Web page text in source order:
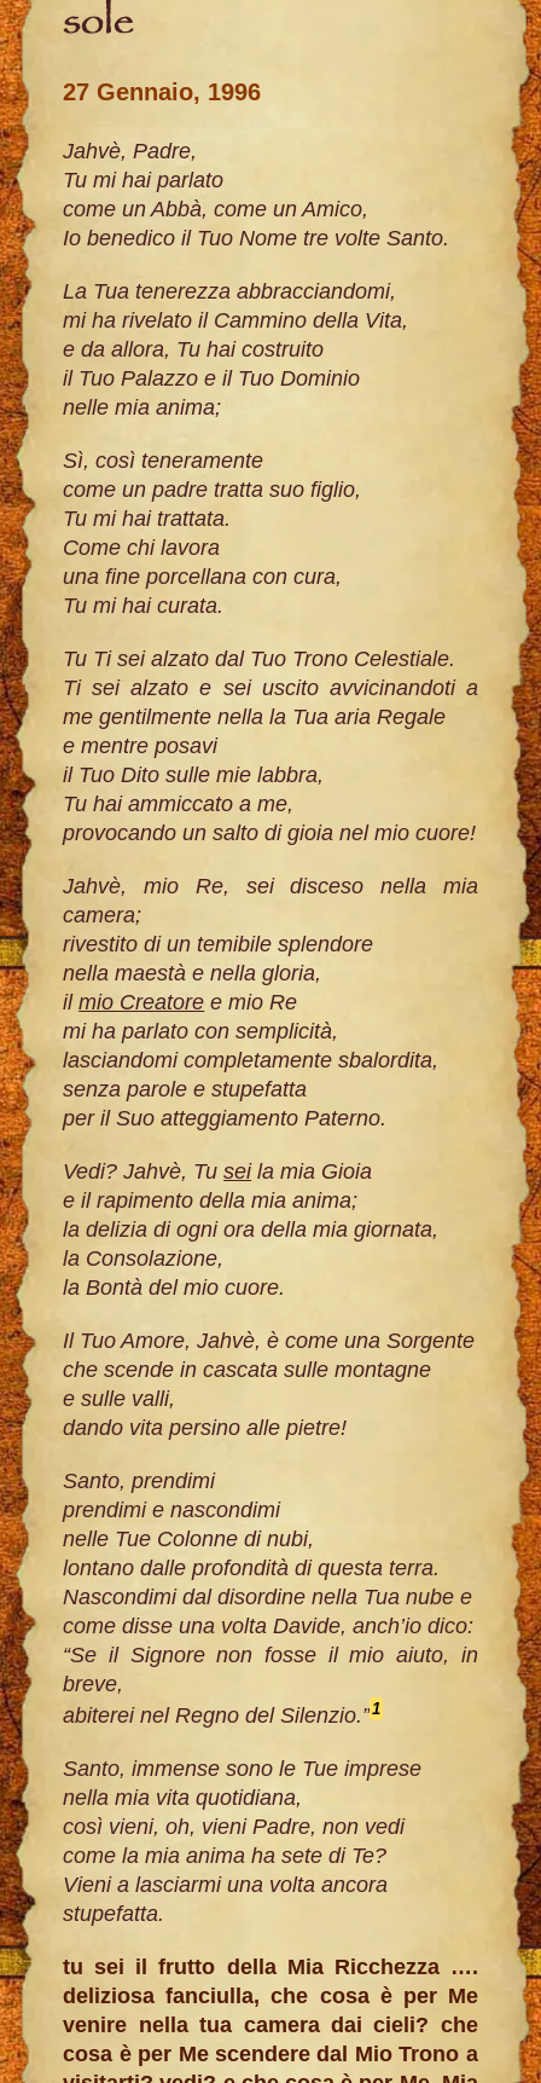
sole
27 Gennaio, 1996
Jahvè, Padre,
Tu mi hai parlato
come un Abbà, come un Amico,
Io benedico il Tuo Nome tre volte Santo.
La Tua tenerezza abbracciandomi,
mi ha rivelato il Cammino della Vita,
e da allora, Tu hai costruito
il Tuo Palazzo e il Tuo Dominio
nelle mia anima;
Sì, così teneramente
come un padre tratta suo figlio,
Tu mi hai trattata.
Come chi lavora
una fine porcellana con cura,
Tu mi hai curata.
Tu Ti sei alzato dal Tuo Trono Celestiale.
Ti sei alzato e sei uscito avvicinandoti a
me gentilmente nella la Tua aria Regale
e mentre posavi
il Tuo Dito sulle mie labbra,
Tu hai ammiccato a me,
provocando un salto di gioia nel mio cuore!
Jahvè, mio Re, sei disceso nella mia
camera;
rivestito di un temibile splendore
nella maestà e nella gloria,
ilmio Creatore e mio Re
mi ha parlato con semplicità,
lasciandomi completamente sbalordita,
senza parole e stupefatta
per il Suo atteggiamento Paterno.
Vedi? Jahvè, Tuseila mia Gioia
e il rapimento della mia anima;
la delizia di ogni ora della mia giornata,
la Consolazione,
la Bontà del mio cuore.
Il Tuo Amore, Jahvè, è come una Sorgente
che scende in cascata sulle montagne
e sulle valli,
dando vita persino alle pietre!
Santo, prendimi
prendimi e nascondimi
nelle Tue Colonne di nubi,
lontano dalle profondità di questa terra.
Nascondimi dal disordine nella Tua nube e
come disse una volta Davide, anch’io dico:
“Se il Signore non fosse il mio aiuto, in
breve,
abiterei nel Regno del Silenzio.”1
Santo, immense sono le Tue imprese
nella mia vita quotidiana,
così vieni, oh, vieni Padre, non vedi
come la mia anima ha sete di Te?
Vieni a lasciarmi una volta ancora
stupefatta.
tu sei il frutto della Mia Ricchezza ….
deliziosa fanciulla, che cosa è per Me
venire nella tua camera dai cieli? che
cosa è per Me scendere dal Mio Trono a